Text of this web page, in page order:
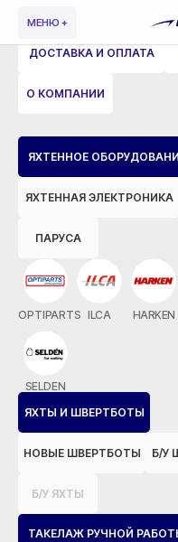
МЕНЮ +
ЯХТЕННОЕ
ЯХТЕННАЯ ЭЛЕКТРОНИКА
ПАРУСА
OPTIPARTS ILCA HARKEN
SELDEN
ЯХТЫ И ШВЕРТБОТЫ
НОВЫЕ ШВЕРТБОТЫ Б/У
Б/У ЯХТЫ
ТАКЕЛАЖ РУЧНОЙ
ДОСТАВКА И ОПЛАТА
О КОМПАНИИ